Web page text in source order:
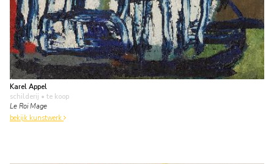
Karel Appel
schilderij • te koop
Le Roi Mage
bekijk kunstwerk